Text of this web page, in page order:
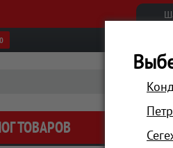
0
ТОВАРОВ АКЦИИ